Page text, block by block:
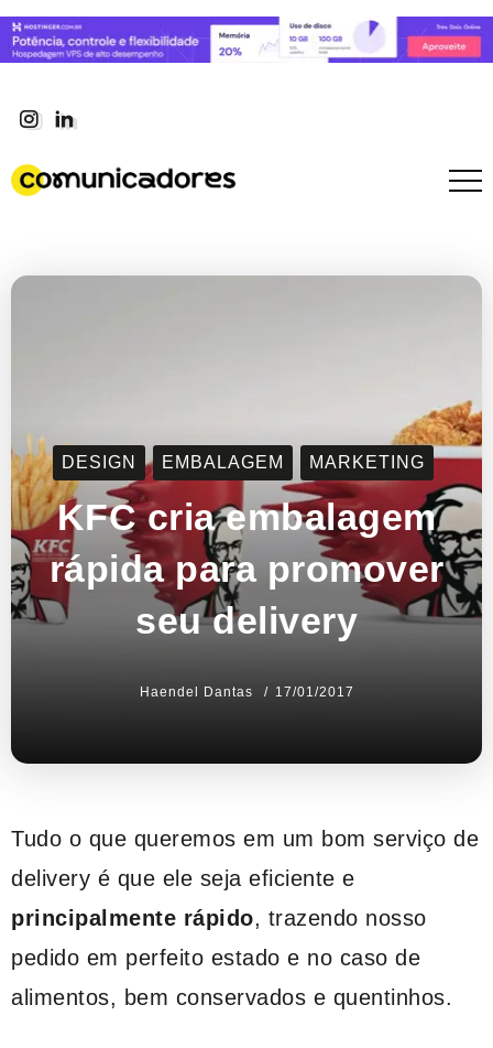
DESIGN EMBALAGEM MARKETING
KFC cria embalagem
rápida para promover
seu delivery
Haendel Dantas 17/01/2017
Tudo o que queremos em um bom serviço de
delivery é que ele seja eficiente e
principalmente rápido, trazendo nosso
pedido em perfeito estado e no caso de
alimentos, bem conservados e quentinhos.